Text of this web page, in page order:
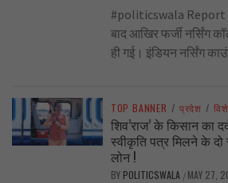
#politicswala Report
बाद आखिर फर्जी नर्सिंग
ही गई। इंडियन नर्सिंग
TOP BANNER / प्रदेश /
शिव’राज’ के किसान का
स्वीकृति पत्र मिलने के दो
लोन !
BY POLITICSWALA / MAY 27,